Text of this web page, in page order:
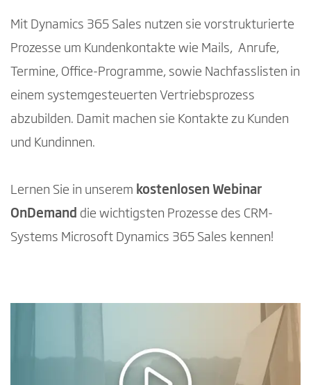
Mit Dynamics 365 Sales nutzen sie vorstrukturierte
Prozesse um Kundenkontakte wie Mails, Anrufe,
Termine, Office-Programme, sowie Nachfasslisten in
einem systemgesteuerten Vertriebsprozess
abzubilden. Damit machen sie Kontakte zu Kunden
und Kundinnen.
Lernen Sie in unserem kostenlosen Webinar
OnDemand die wichtigsten Prozesse des CRM-
Systems Microsoft Dynamics 365 Sales kennen!